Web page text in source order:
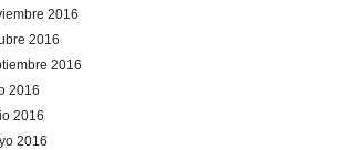
2016
2016
2016
2016
2016
2016